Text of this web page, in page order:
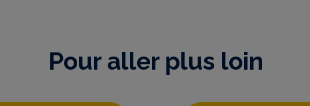
Pour aller plus loin